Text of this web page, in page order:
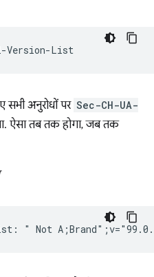
सभी अनुरोधों पर Sec-CH-UA-
ऐसा तब तक होगा, जब तक